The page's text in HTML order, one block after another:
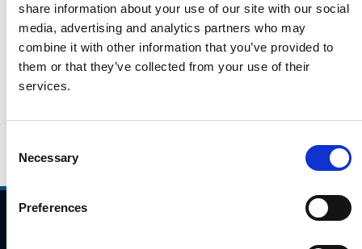
share information about your use of our site with our social
media, advertising and analytics partners who may
combine it with other information that you’ve provided to
them or that they’ve collected from your use of their
services.
Selection
Necessary
Preferences
(aimsir, lá den tseachtain), ach léireoidh siad treochtaí
féideartha i bpatrúin taistil.
Cliceáil an nasc thíos, le do thoil, chun na sonraí tráchta
a léamh don 20 Meán Fómhair 2021.